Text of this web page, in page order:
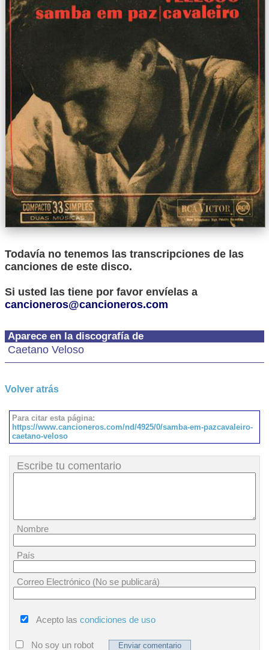
Aparece en la discografía de
Caetano Veloso
Todavía no tenemos las transcripciones de las
canciones de este disco.
Si usted las tiene por favor envíelas a
cancioneros@cancioneros.com
Volver atrás
Para citar esta página:
https://www.cancioneros.com/nd/4925/0/samba-em-pazcavaleiro-
caetano-veloso
Escribe tu comentario
Nombre
País
Correo Electrónico (No se publicará)
Acepto las condiciones de uso
No soy un robot